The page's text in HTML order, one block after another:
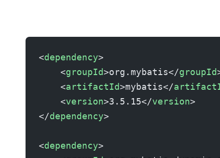
<dependency>
    <
groupId>org.mybatis</groupId
    <
artifactId>mybatis</
    <
version>3.5.15</version>
</dependency>
<dependency>